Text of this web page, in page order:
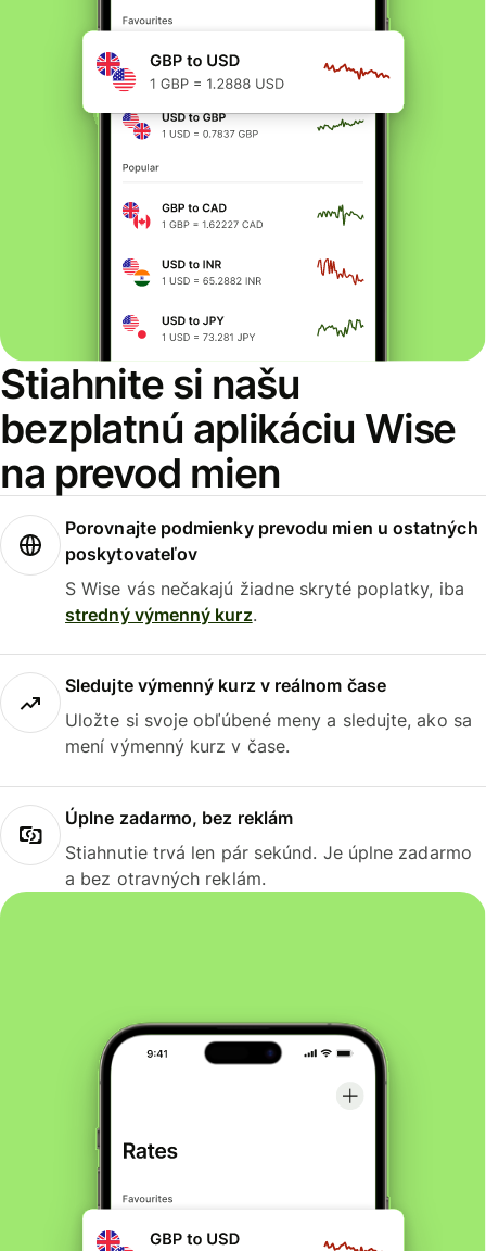
Stiahnite si našu
bezplatnú aplikáciu Wise
na prevod mien
Porovnajte podmienky prevodu mien u ostatných
poskytovateľov
S Wise vás nečakajú žiadne skryté poplatky, iba
stredný výmenný kurz.
Sledujte výmenný kurz v reálnom čase
Uložte si svoje obľúbené meny a sledujte, ako sa
mení výmenný kurz v čase.
Úplne zadarmo, bez reklám
Stiahnutie trvá len pár sekúnd. Je úplne zadarmo
a bez otravných reklám.